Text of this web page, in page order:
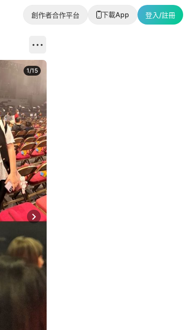
創作者合作平台 下載App 登入/註冊
Next slide
1/15